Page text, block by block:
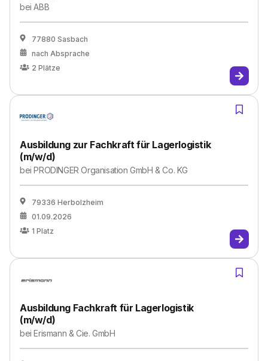
beiABB
77880 Sasbach
nach Absprache
2 Plätze
Ausbildung zur Fachkraft für Lagerlogistik
(m/w/d)
beiPRODINGER Organisation GmbH & Co. KG
79336 Herbolzheim
01.09.2026
1 Platz
Ausbildung Fachkraft für Lagerlogistik
(m/w/d)
beiErismann & Cie. GmbH